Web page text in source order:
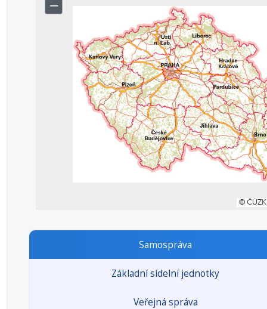
Samospráva
Základní sídelní jednotky
Veřejná správa